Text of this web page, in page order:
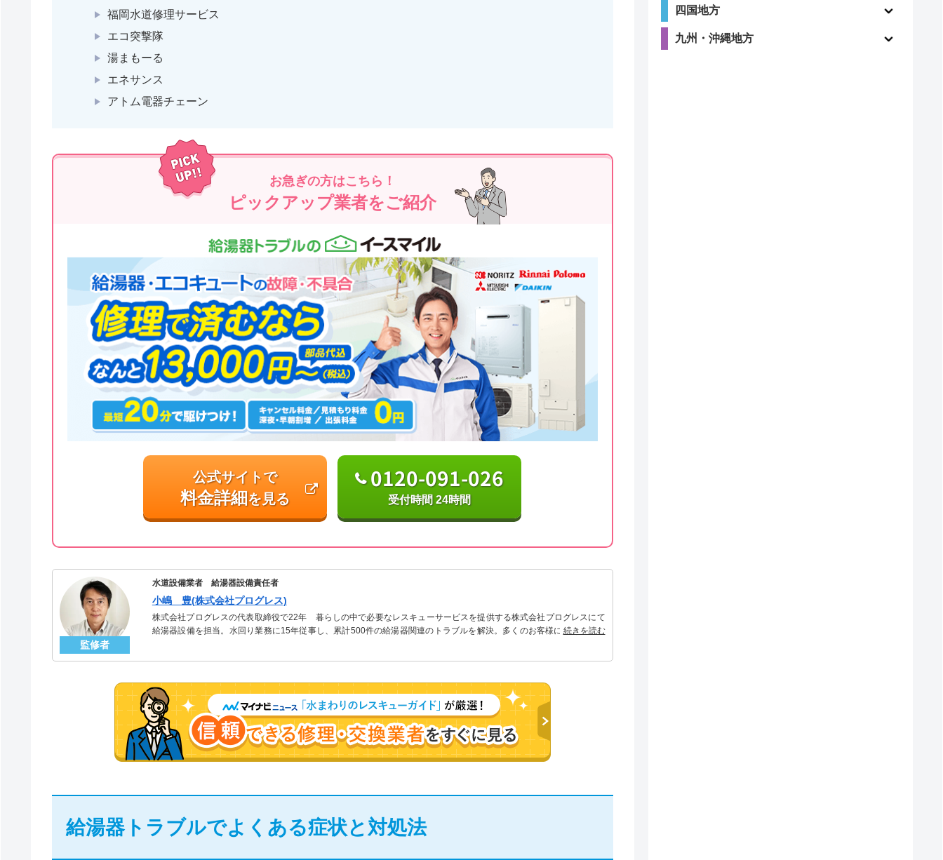
福岡水道修理サービス
エコ突撃隊
湯まもーる
エネサンス
アトム電器チェーン
お急ぎの方はこちら！
ピックアップ業者をご紹介
公式サイトで
料金詳細を見る
0120-091-026
受付時間 24時間
監修者
水道設備業者 給湯器設備責任者
小嶋 豊(株式会社プログレス)
株式会社プログレスの代表取締役で22年 暮らしの中で必要なレスキューサービスを提供する株式会社プログレスにて
給湯器設備を担当。水回り業務に15年従事し、累計500件の給湯器関連のトラブルを解決。多くのお客様に信頼される
続きを読む
給湯器トラブルでよくある症状と対処法
四国地方
九州・沖縄地方